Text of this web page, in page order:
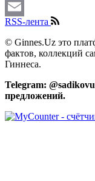
Mastodon
Email
RSS-лента
© Ginnes.Uz это
фактов, коллекций
Гиннеса.
Telegram:
предложений.